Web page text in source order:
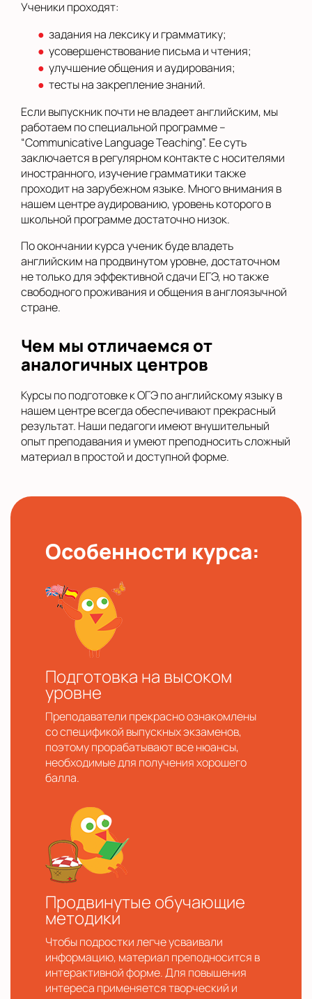
Ученики проходят:
задания на лексику и грамматику;
усовершенствование письма и чтения;
улучшение общения и аудирования;
тесты на закрепление знаний.
Если выпускник почти не владеет английским, мы
работаем по специальной программе –
“Communicative Language Teaching”. Ее суть
заключается в регулярном контакте с носителями
иностранного, изучение грамматики также
проходит на зарубежном языке. Много внимания в
нашем центре аудированию, уровень которого в
школьной программе достаточно низок.
По окончании курса ученик буде владеть
английским на продвинутом уровне, достаточном
не только для эффективной сдачи ЕГЭ, но также
свободного проживания и общения в англоязычной
стране.
Чем мы отличаемся от
аналогичных центров
Курсы по подготовке к ОГЭ по английскому языку в
нашем центре всегда обеспечивают прекрасный
результат. Наши педагоги имеют внушительный
опыт преподавания и умеют преподносить сложный
материал в простой и доступной форме.
Особенности курса:
Подготовка на высоком
уровне
Преподаватели прекрасно ознакомлены
со спецификой выпускных экзаменов,
поэтому прорабатывают все нюансы,
необходимые для получения хорошего
балла.
Продвинутые обучающие
методики
Чтобы подростки легче усваивали
информацию, материал преподносится в
интерактивной форме. Для повышения
интереса применяется творческий и